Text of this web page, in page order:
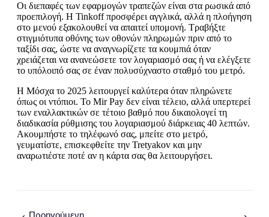
Οι διεπαφές των εφαρμογών τραπεζών είναι στα ρωσικά από
προεπιλογή. Η Tinkoff προσφέρει αγγλικά, αλλά η πλοήγηση
στο μενού εξακολουθεί να απαιτεί υπομονή. Τραβήξτε
στιγμιότυπα οθόνης των οθονών πληρωμών πριν από το
ταξίδι σας, ώστε να αναγνωρίζετε τα κουμπιά όταν
χρειάζεται να ανανεώσετε τον λογαριασμό σας ή να ελέγξετε
το υπόλοιπό σας σε έναν πολυσύχναστο σταθμό του μετρό.
Η Μόσχα το 2025 λειτουργεί καλύτερα όταν πληρώνετε
όπως οι ντόπιοι. Το Mir Pay δεν είναι τέλειο, αλλά υπερτερεί
των εναλλακτικών σε τέτοιο βαθμό που δικαιολογεί τη
διαδικασία ρύθμισης του λογαριασμού διάρκειας 40 λεπτών.
Ακουμπήστε το τηλέφωνό σας, μπείτε στο μετρό,
γευματίστε, επισκεφθείτε την Tretyakov και μην
αναρωτιέστε ποτέ αν η κάρτα σας θα λειτουργήσει.
Προηγούμενη